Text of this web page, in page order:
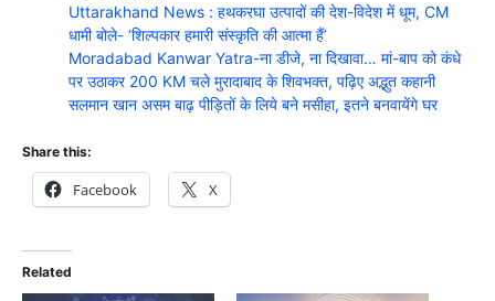
Uttarakhand News : हथकरघा उत्पादों की देश-विदेश में धूम, CM
धामी बोले- ‘शिल्पकार हमारी संस्कृति की आत्मा हैं’
Moradabad Kanwar Yatra-ना डीजे, ना दिखावा… मां-बाप को कंधे
पर उठाकर 200 KM चले मुरादाबाद के शिवभक्त, पढ़िए अद्भुत कहानी
सलमान खान असम बाढ़ पीड़ितों के लिये बने मसीहा, इतने बनवायेंगे घर
Share this:
Facebook X
Related